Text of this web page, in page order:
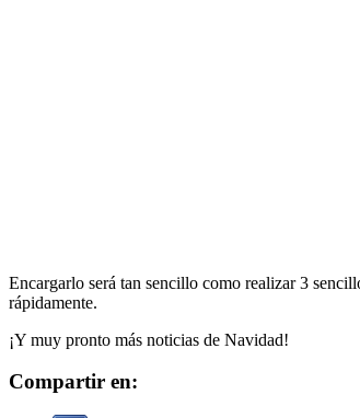
Encargarlo será tan sencillo como realizar 3
rápidamente.
¡Y muy pronto más noticias de Navidad!
Compartir en: